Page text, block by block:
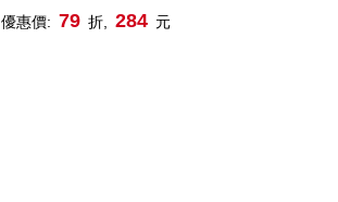
躍進
優惠價: 79 折, 284 元